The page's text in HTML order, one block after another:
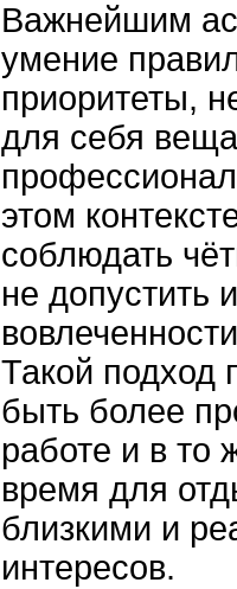
Важнейшим
умение
приоритеты,
для себя
этом
соблюдать
не допустить
Такой подход
быть более
работе и в то
время для
близкими и
интересов.